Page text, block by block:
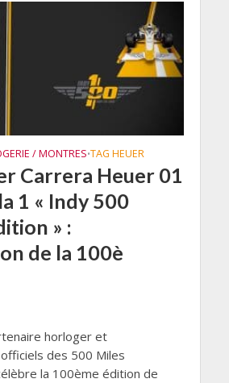
/ MONTRES•TAG HEUER
Carrera Heuer 01
1 « Indy 500
» :
de la 100è
horloger et
des 500 Miles
la 100ème édition de